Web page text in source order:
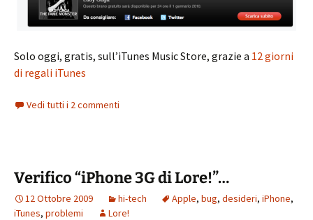
Solo oggi, gratis, sull’iTunes Music Store, grazie a 12 giorni
di regali iTunes
Vedi tutti i 2 commenti
Verifico “iPhone 3G di Lore!”…
12 Ottobre 2009 hi-tech Apple, bug, desideri, iPhone,
iTunes, problemi Lore!